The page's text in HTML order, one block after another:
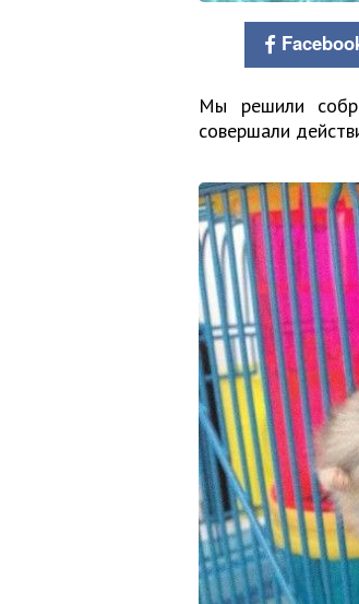
Мы решили
совершали